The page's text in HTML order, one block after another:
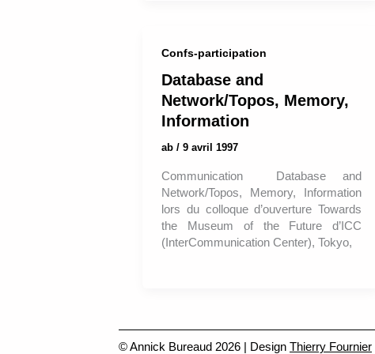
Confs-participation
Database and
Network/Topos, Memory,
Information
ab / 9 avril 1997
Communication Database and
Network/Topos, Memory, Information
lors du colloque d’ouverture Towards
the Museum of the Future d’ICC
(InterCommunication Center), Tokyo,
© Annick Bureaud 2026 | Design Thierry Fournier